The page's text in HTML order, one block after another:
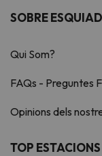
SOBRE
Qui Som?
FAQs - Preguntes
Opinions dels
TOP